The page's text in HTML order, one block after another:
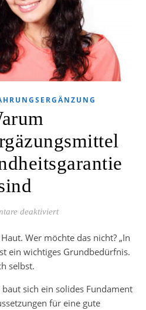
deaktiviertfür Warum
ein wichtiges Grundbedürfnis.
selbst.
sich ein solides Fundament
für eine gute